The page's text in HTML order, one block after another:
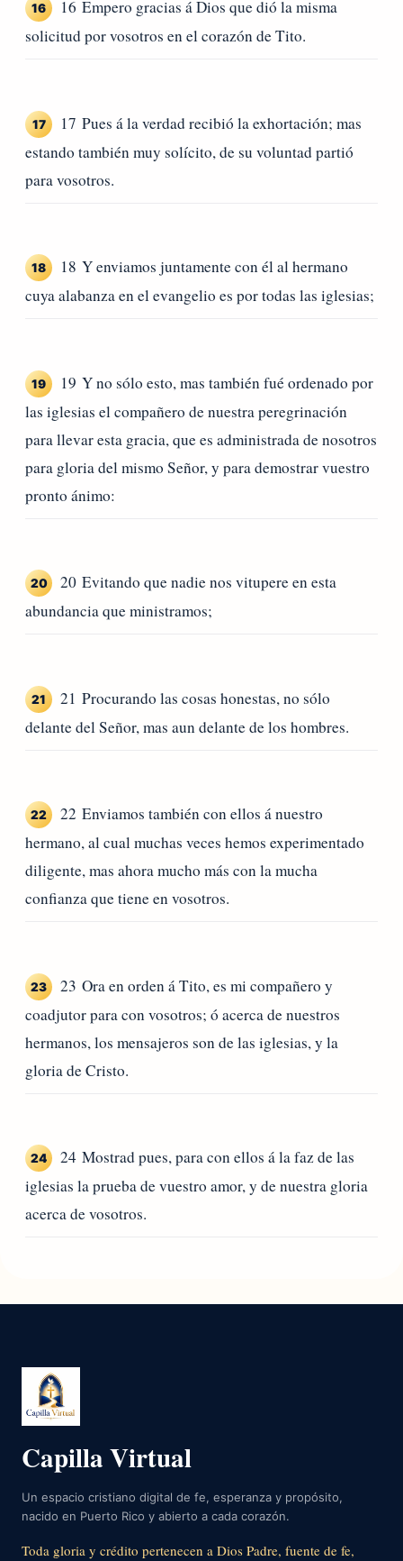
16
16 Empero gracias á Dios que dió la misma
solicitud por vosotros en el corazón de Tito.
17
17 Pues á la verdad recibió la exhortación; mas
estando también muy solícito, de su voluntad partió
para vosotros.
18
18 Y enviamos juntamente con él al hermano
cuya alabanza en el evangelio es por todas las iglesias;
19
19 Y no sólo esto, mas también fué ordenado por
las iglesias el compañero de nuestra peregrinación
para llevar esta gracia, que es administrada de nosotros
para gloria del mismo Señor, y para demostrar vuestro
pronto ánimo:
20
20 Evitando que nadie nos vitupere en esta
abundancia que ministramos;
21
21 Procurando las cosas honestas, no sólo
delante del Señor, mas aun delante de los hombres.
22
22 Enviamos también con ellos á nuestro
hermano, al cual muchas veces hemos experimentado
diligente, mas ahora mucho más con la mucha
confianza que tiene en vosotros.
23
23 Ora en orden á Tito, es mi compañero y
coadjutor para con vosotros; ó acerca de nuestros
hermanos, los mensajeros son de las iglesias, y la
gloria de Cristo.
24
24 Mostrad pues, para con ellos á la faz de las
iglesias la prueba de vuestro amor, y de nuestra gloria
acerca de vosotros.
Capilla Virtual
Un espacio cristiano digital de fe, esperanza y propósito,
nacido en Puerto Rico y abierto a cada corazón.
Toda gloria y crédito pertenecen a Dios Padre, fuente de fe,